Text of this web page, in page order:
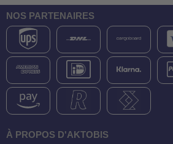
NOS PARTENAIRES
À PROPOS D'AKTOBIS